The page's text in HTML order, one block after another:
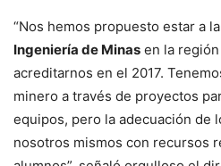
“Nos hemos propuesto estar a
Ingeniería de Minas en la
acreditarnos en el 2017.
minero a través de proyectos
equipos, pero la adecuación de
nosotros mismos con recursos